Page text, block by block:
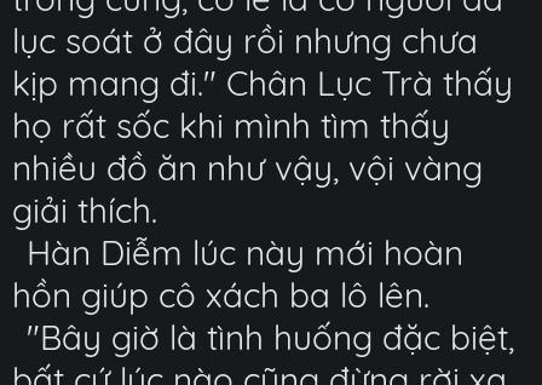
lục soát ở đây rồi nhưng chưa
kịp mang đi." Chân Lục Trà thấy
họ rất sốc khi mình tìm thấy
nhiều đồ ăn như vậy, vội vàng
giải thích.
Hàn Diễm lúc này mới hoàn
hồn giúp cô xách ba lô lên.
"Bây giờ là tình huống đặc biệt,